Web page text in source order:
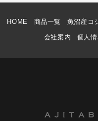
HOME 商品一覧 魚沼産コ
会社案内 個人